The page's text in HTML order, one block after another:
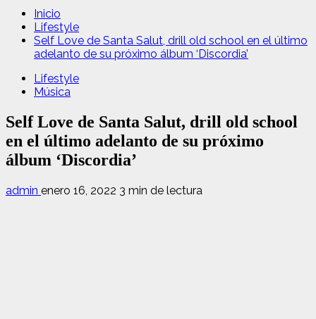
Inicio
Lifestyle
Self Love de Santa Salut, drill old school en el último
adelanto de su próximo álbum ‘Discordia’
Lifestyle
Música
Self Love de Santa Salut, drill old school
en el último adelanto de su próximo
álbum ‘Discordia’
admin enero 16, 2022 3 min de lectura